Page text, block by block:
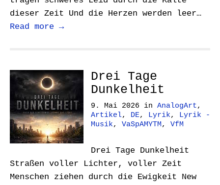
dieser Zeit Und die Herzen werden leer…
Read more →
Drei Tage
Dunkelheit
9. Mai 2026 in AnalogArt,
Artikel, DE, Lyrik, Lyrik -
Musik, VaSpAMYTM, VfM
Drei Tage Dunkelheit
Straßen voller Lichter, voller Zeit
Menschen ziehen durch die Ewigkeit New